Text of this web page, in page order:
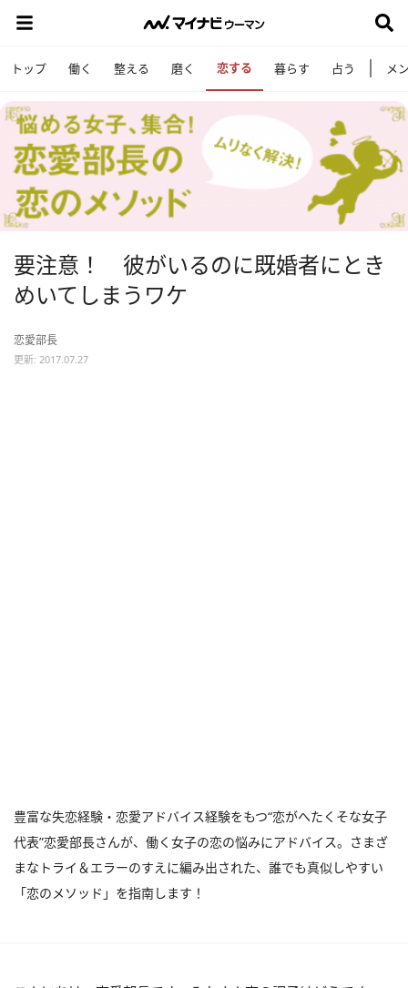
トップ 働く 整える 磨く 恋する 暮らす 占う メ
要注意！ 彼がいるのに既婚者にとき
めいてしまうワケ
恋愛部長
更新: 2017.07.27
豊富な失恋経験・恋愛アドバイス経験をもつ“恋がへたくそな女子
代表”恋愛部長さんが、働く女子の恋の悩みにアドバイス。さまざ
まなトライ＆エラーのすえに編み出された、誰でも真似しやすい
「恋のメソッド」を指南します！